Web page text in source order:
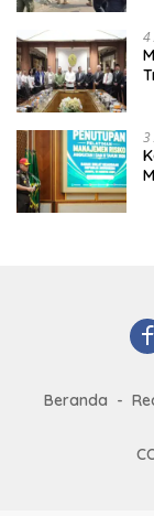
4
3
Beranda